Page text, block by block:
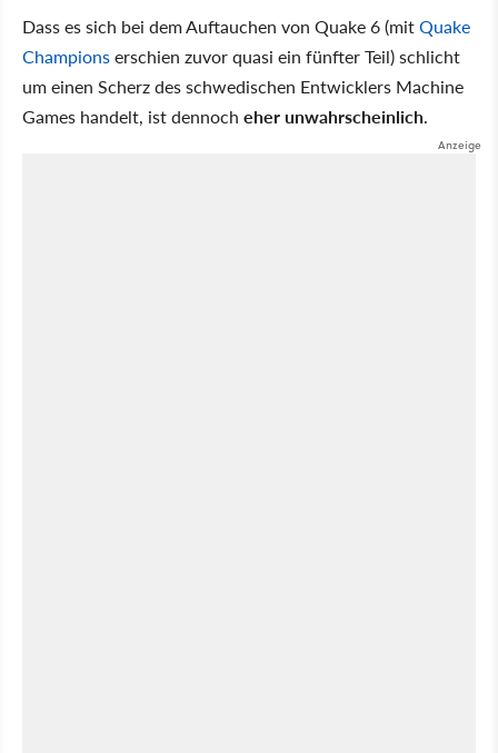
Dass es sich bei dem Auftauchen von Quake 6 (mitQuake
Championserschien zuvor quasi ein fünfter Teil) schlicht
um einen Scherz des schwedischen Entwicklers Machine
Games handelt, ist dennoch eher unwahrscheinlich.